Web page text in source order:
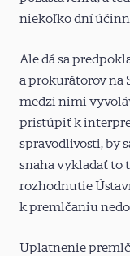
niekoľko dní
Ale dá sa
a prokurátorov na
medzi nimi
pristúpiť k
spravodlivosti, by
snaha vykladať to
rozhodnutie
k premlčaniu
Uplatnenie